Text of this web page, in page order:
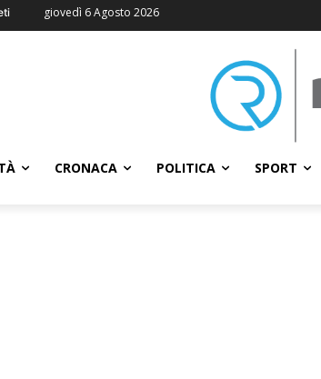
giovedì 6 Agosto 2026
CRONACA POLITICA SPORT